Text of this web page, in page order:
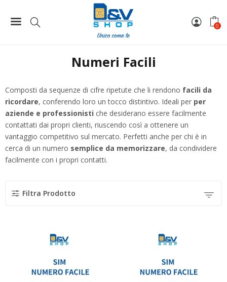
0
Pagina 64
Numeri Facili
Composti da sequenze di cifre ripetute che li rendono facili da
ricordare, conferendo loro un tocco distintivo. Ideali per per
aziende e professionisti che desiderano essere facilmente
contattati dai propri clienti, riuscendo così a ottenere un
vantaggio competitivo sul mercato. Perfetti anche per chi è in
cerca di un numero semplice da memorizzare, da condividere
facilmente con i propri contatti.
Filtra Prodotto